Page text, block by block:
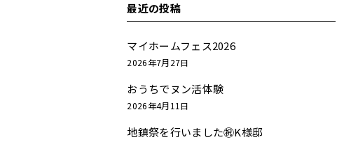
最近の投稿
マイホームフェス2026
2026年7月27日
おうちでヌン活体験
2026年4月11日
地鎮祭を行いました㊗K様邸